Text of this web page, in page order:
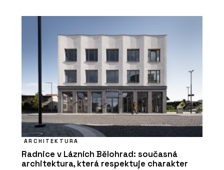
ARCHITEKTURA
Radnice v Lázních Bělohrad: současná
architektura, která respektuje charakter